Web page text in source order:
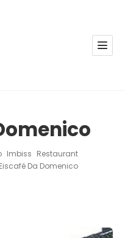
Imbiss Restaurant
Eiscafé Da Domenico